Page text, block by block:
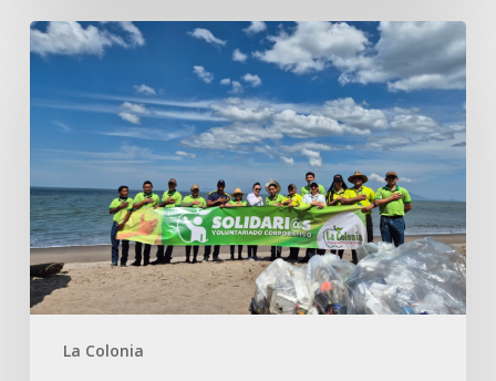
La Colonia